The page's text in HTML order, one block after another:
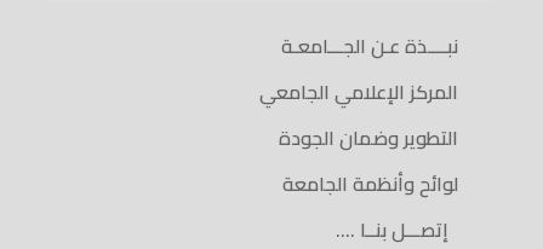
نبــــذة عـن الجـــامعـة
المركز الإعلامي الجامعي
التطوير وضمان الجودة
لوائح وأنظمة الجامعة
إتصـــل بنــا ….